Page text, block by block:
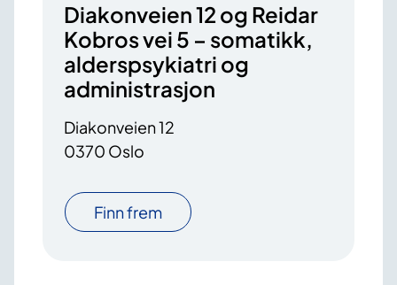
Diakonveien 12 og Reidar
Kobros vei 5 – somatikk,
alderspsykiatri og
administrasjon
Diakonveien 12
0370 Oslo
Finn frem